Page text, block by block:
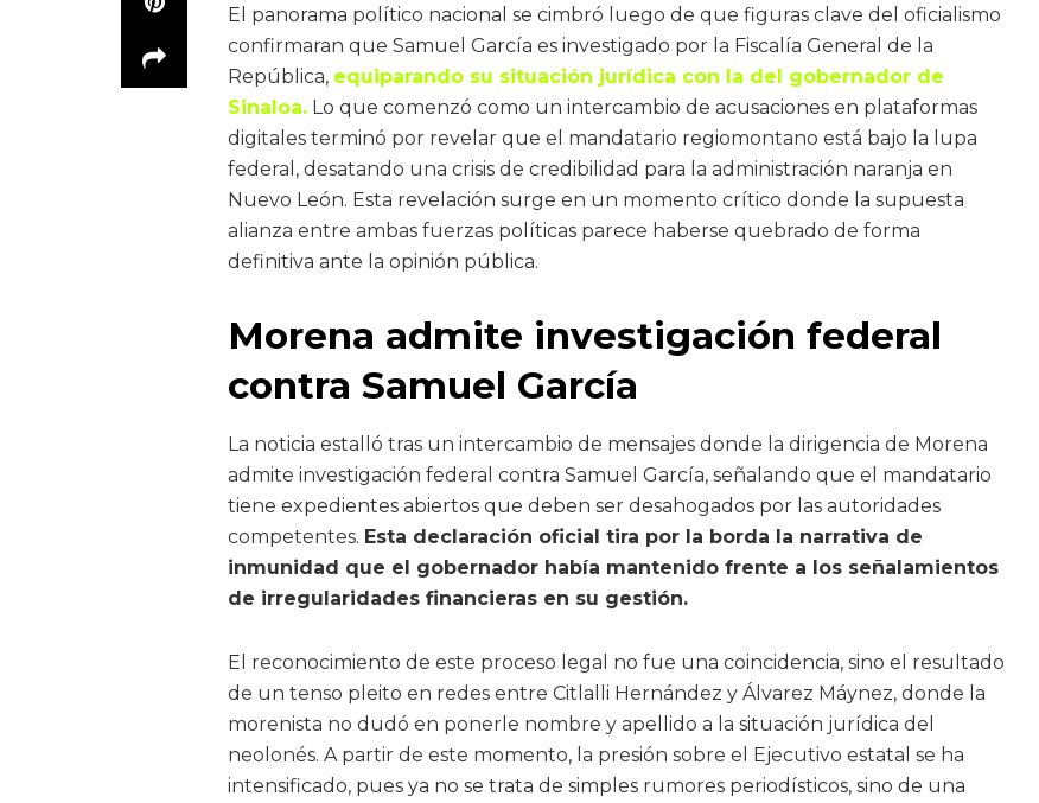
El panorama político nacional se cimbró luego de que figuras clave del oficialismo
confirmaran que Samuel García es investigado por la Fiscalía General de la
República, equiparando su situación jurídica con la del gobernador de
Sinaloa. Lo que comenzó como un intercambio de acusaciones en plataformas
digitales terminó por revelar que el mandatario regiomontano está bajo la lupa
federal, desatando una crisis de credibilidad para la administración naranja en
Nuevo León. Esta revelación surge en un momento crítico donde la supuesta
alianza entre ambas fuerzas políticas parece haberse quebrado de forma
definitiva ante la opinión pública.
Morena admite investigación federal
contra Samuel García
La noticia estalló tras un intercambio de mensajes donde la dirigencia de Morena
admite investigación federal contra Samuel García, señalando que el mandatario
tiene expedientes abiertos que deben ser desahogados por las autoridades
competentes. Esta declaración oficial tira por la borda la narrativa de
inmunidad que el gobernador había mantenido frente a los señalamientos
de irregularidades financieras en su gestión.
El reconocimiento de este proceso legal no fue una coincidencia, sino el resultado
de un tenso pleito en redes entre Citlalli Hernández y Álvarez Máynez, donde la
morenista no dudó en ponerle nombre y apellido a la situación jurídica del
neolonés. A partir de este momento, la presión sobre el Ejecutivo estatal se ha
intensificado, pues ya no se trata de simples rumores periodísticos, sino de una